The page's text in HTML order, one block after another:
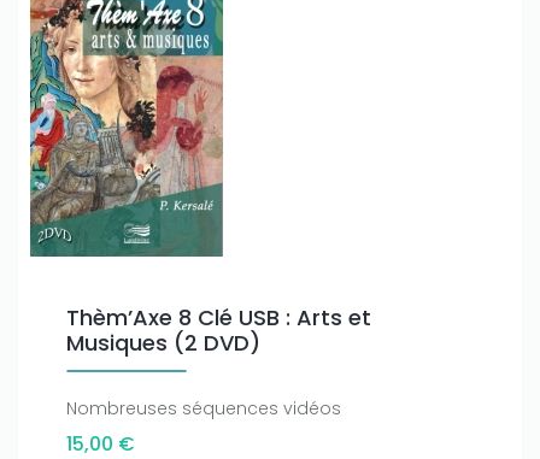
Thèm’Axe 8 Clé USB : Arts et
Musiques (2 DVD)
Nombreuses séquences vidéos
15,00 €